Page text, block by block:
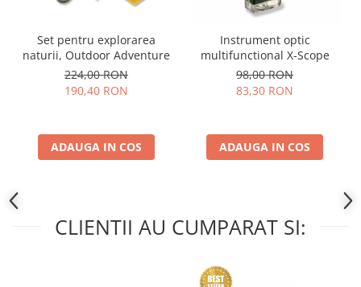
Set pentru explorarea
naturii, Outdoor Adventure
224,00 RON
190,40 RON
ADAUGA IN COS
Instrument optic
multifunctional X-Scope
98,00 RON
83,30 RON
ADAUGA IN COS
CLIENTII AU CUMPARAT SI: